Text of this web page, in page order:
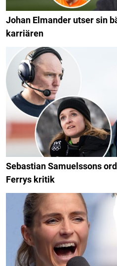
Johan Elmander utser sin
karriären
Sebastian Samuelssons
Ferrys kritik